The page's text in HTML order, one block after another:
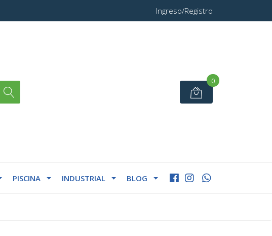
Ingreso/Registro
0
PISCINA INDUSTRIAL BLOG